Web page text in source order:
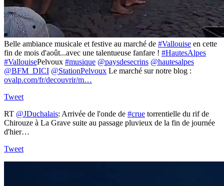
Belle ambiance musicale et festive au marché de #Vallouise en cette
fin de mois d'août...avec une talentueuse fanfare ! #HautesAlpes
#VallouisePelvoux #musique @paysdesecrins @hautesalpes
@BFM_DICI @StationPelvoux Le marché sur notre blog :
ovalp.com/fr/decouvrir/m…
Tweet
RT @JDuchalais: Arrivée de l'onde de #crue torrentielle du rif de
Chirouze à La Grave suite au passage pluvieux de la fin de journée
d'hier…
Tweet